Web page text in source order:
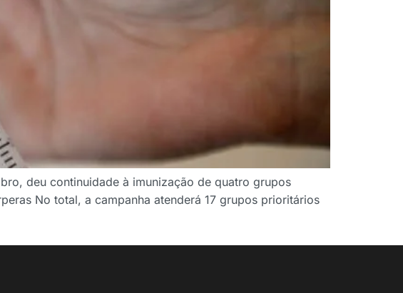
deu continuidade à imunização de quatro grupos
No total, a campanha atenderá 17 grupos prioritários